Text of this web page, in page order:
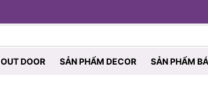
OUT DOOR SẢN PHẨM DECOR SẢN PHẨM